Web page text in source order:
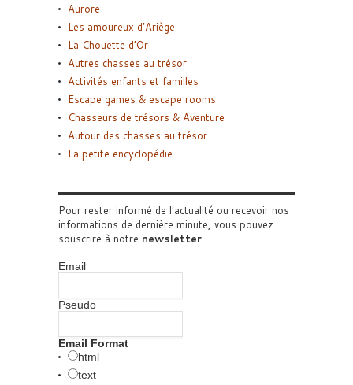
Aurore
Les amoureux d’Ariège
La Chouette d’Or
Autres chasses au trésor
Activités enfants et familles
Escape games & escape rooms
Chasseurs de trésors & Aventure
Autour des chasses au trésor
La petite encyclopédie
Pour rester informé de l'actualité ou recevoir nos
informations de dernière minute, vous pouvez
souscrire à notre newsletter.
Email
Pseudo
Email Format
html
text